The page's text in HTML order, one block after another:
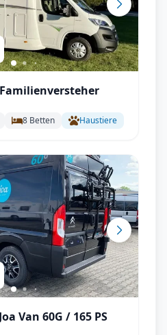
8 Betten Haustiere
Van 60G / 165 PS